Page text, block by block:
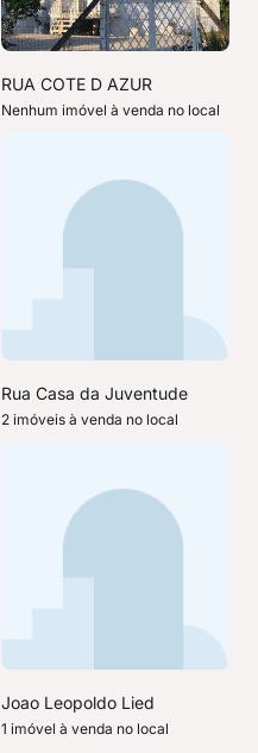
RUA COTE D AZUR
Nenhum imóvel à venda no local
Rua Casa da Juventude
2 imóveis à venda no local
Joao Leopoldo Lied
1 imóvel à venda no local